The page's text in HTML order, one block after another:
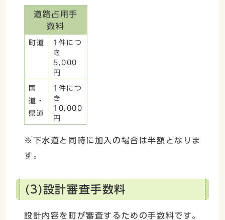
道路占用手
数料
町道
1件につ
き
5,000
円
国
道・
県道
1件につ
き
10,000
円
※下水道と同時に加入の場合は半額となりま
す。
(3)設計審査手数料
設計内容を町が審査するための手数料です。